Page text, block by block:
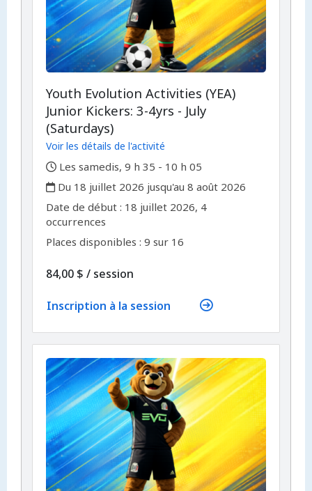
Youth Evolution Activities (YEA)
Junior Kickers: 3-4yrs - July
(Saturdays)
Voir les détails de l'activité
,
Les samedis, 9 h 35 - 10 h 05
,
Du 18 juillet 2026 jusqu'au 8 août 2026
,Date de début : ,18 juillet 2026, 4
occurrences
Places disponibles : 9 sur 16
84,00 $ / par
session
Inscription à la session